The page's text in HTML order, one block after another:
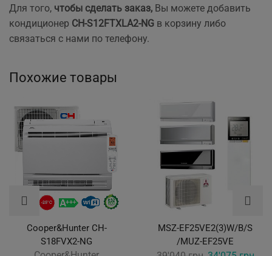
Для того, чтобы сделать заказ, Вы можете добавить
кондиционер CH-S12FTXLA2-NG в корзину либо
связаться с нами по телефону.
Похожие товары
Cooper&Hunter CH-
S18FVX2-NG
MSZ-EF25VE2(3)W/B/S
/MUZ-EF25VE